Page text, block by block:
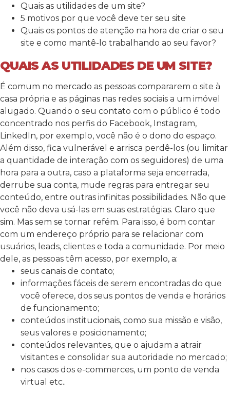
Quais as utilidades de um site?
5 motivos por que você deve ter seu site
Quais os pontos de atenção na hora de criar o seu
site e como mantê-lo trabalhando ao seu favor?
QUAIS AS UTILIDADES DE UM SITE?
É comum no mercado as pessoas compararem o site à
casa própria e as páginas nas redes sociais a um imóvel
alugado. Quando o seu contato com o público é todo
concentrado nos perfis do Facebook, Instagram,
LinkedIn, por exemplo, você não é o dono do espaço.
Além disso, fica vulnerável e arrisca perdê-los (ou limitar
a quantidade de interação com os seguidores) de uma
hora para a outra, caso a plataforma seja encerrada,
derrube sua conta, mude regras para entregar seu
conteúdo, entre outras infinitas possibilidades. Não que
você não deva usá-las em suas estratégias. Claro que
sim. Mas sem se tornar refém. Para isso, é bom contar
com um endereço próprio para se relacionar com
usuários, leads, clientes e toda a comunidade. Por meio
dele, as pessoas têm acesso, por exemplo, a:
seus canais de contato;
informações fáceis de serem encontradas do que
você oferece, dos seus pontos de venda e horários
de funcionamento;
conteúdos institucionais, como sua missão e visão,
seus valores e posicionamento;
conteúdos relevantes, que o ajudam a atrair
visitantes e consolidar sua autoridade no mercado;
nos casos dos e-commerces, um ponto de venda
virtual etc..